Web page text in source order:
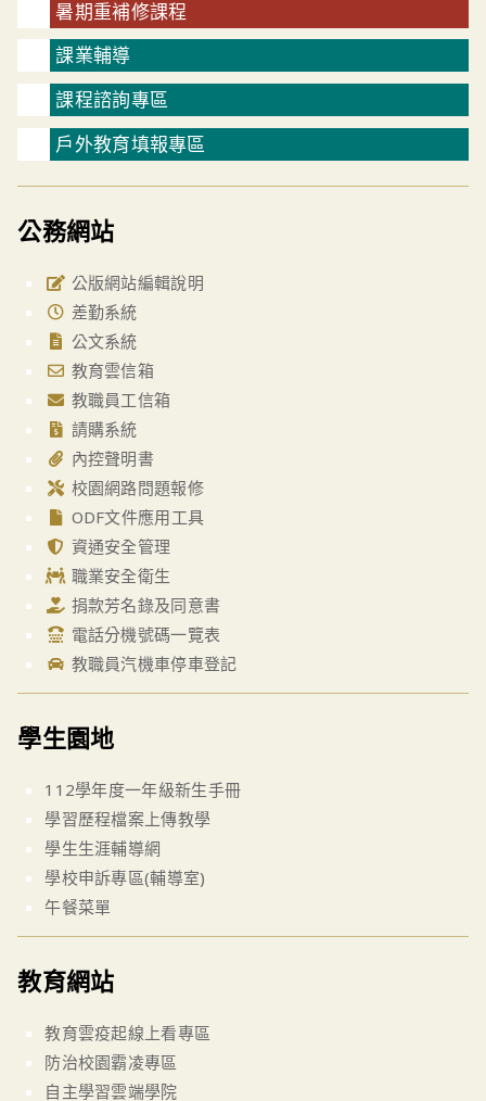
暑期重補修課程
課業輔導
課程諮詢專區
戶外教育填報專區
公務網站
公版網站編輯說明
差勤系統
公文系統
教育雲信箱
教職員工信箱
請購系統
內控聲明書
校園網路問題報修
ODF文件應用工具
資通安全管理
職業安全衛生
捐款芳名錄及同意書
電話分機號碼一覽表
教職員汽機車停車登記
學生園地
112學年度一年級新生手冊
學習歷程檔案上傳教學
學生生涯輔導網
學校申訴專區(輔導室)
午餐菜單
教育網站
教育雲疫起線上看專區
防治校園霸凌專區
自主學習雲端學院